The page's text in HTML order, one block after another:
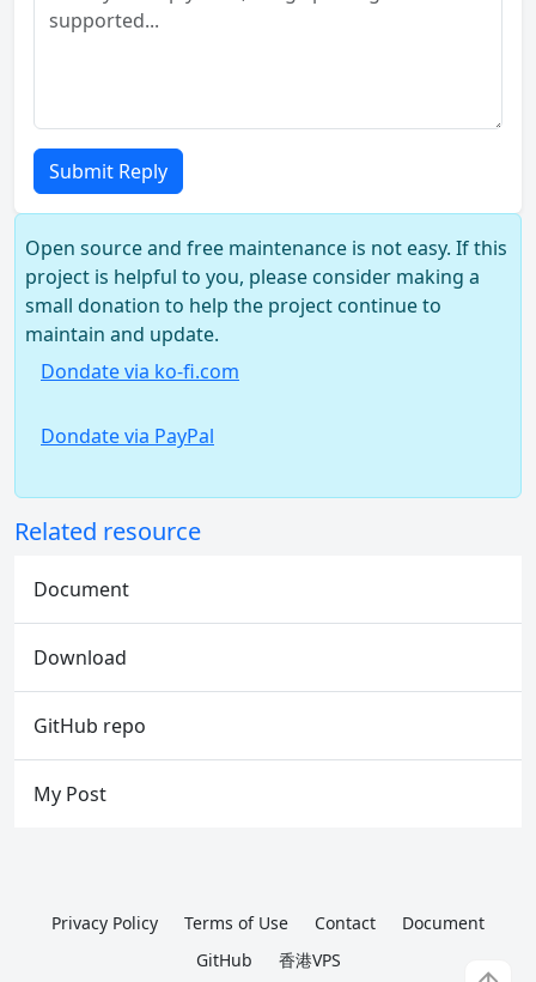
Submit Reply
Open source and free maintenance is not easy. If this
project is helpful to you, please consider making a
small donation to help the project continue to
maintain and update.
Dondate via ko-fi.com
Dondate via PayPal
Related resource
Document
Download
GitHub repo
My Post
Privacy Policy Terms of Use Contact
Document
GitHub
香港VPS